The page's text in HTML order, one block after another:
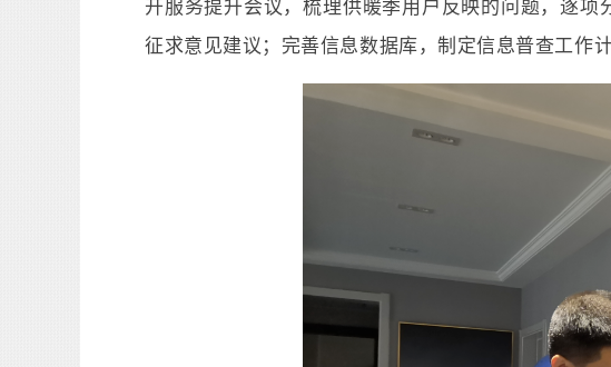
开服务提升会议，梳理供暖季用户反映的问题，逐项
征求意见建议；完善信息数据库，制定信息普查工作